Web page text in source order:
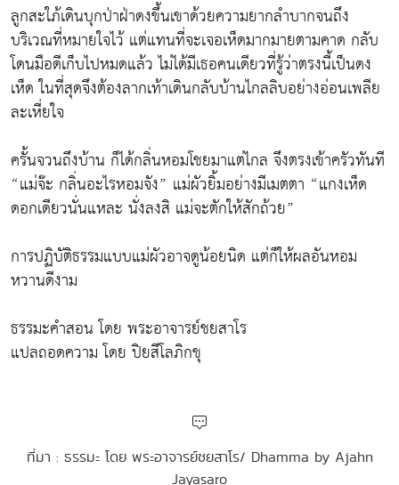
ลูกสะใภ้เดินบุกป่าฝ่าดงขึ้นเขาด้วยความยากลำบากจนถึง
บริเวณที่หมายใจไว้ แต่แทนที่จะเจอเห็ดมากมายตามคาด กลับ
โดนมือดีเก็บไปหมดแล้ว ไม่ได้มีเธอคนเดียวที่รู้ว่าตรงนี้เป็นดง
เห็ด ในที่สุดจึงต้องลากเท้าเดินกลับบ้านไกลลิบอย่างอ่อนเพลีย
ละเหี่ยใจ
ครั้นจวนถึงบ้าน ก็ได้กลิ่นหอมโชยมาแต่ไกล จึงตรงเข้าครัวทันที
“แม่จ๊ะ กลิ่นอะไรหอมจัง” แม่ผัวยิ้มอย่างมีเมตตา “แกงเห็ด
ดอกเดียวนั่นแหละ นั่งลงสิ แม่จะตักให้สักถ้วย”
การปฏิบัติธรรมแบบแม่ผัวอาจดูน้อยนิด แต่ก็ให้ผลอันหอม
หวานดีงาม
ธรรมะคำสอน โดย พระอาจารย์ชยสาโร
แปลถอดความ โดย ปิยสีโลภิกขุ
ที่มา : ธรรมะ โดย พระอาจารย์ชยสาโร/ Dhamma by Ajahn
Jayasaro